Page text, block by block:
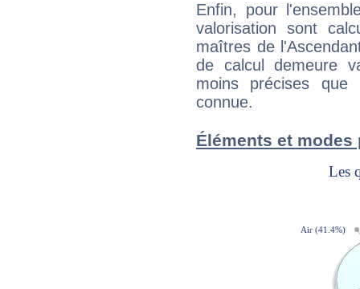
Enfin, pour
valorisation sont
maîtres de
de calcul demeure
moins précises que
connue.
Éléments et